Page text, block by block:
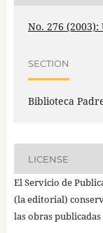
No. 276
SECTION
Biblioteca
LICENSE
El Servicio de
(la editorial)
las obras